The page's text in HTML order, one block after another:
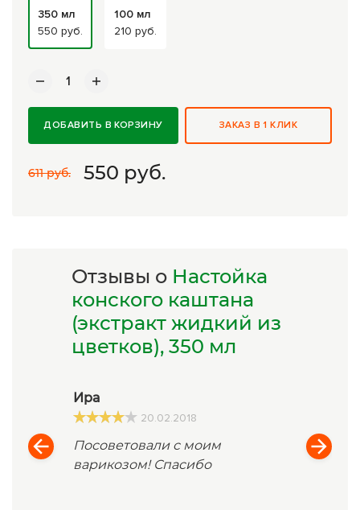
350 мл
550 руб.
100 мл
210 руб.
ДОБАВИТЬ В КОРЗИНУ ЗАКАЗ В 1 КЛИК
611 руб. 550 руб.
Отзывы о Настойка
конского каштана
(экстракт жидкий из
цветков), 350 мл
Ира
20.02.2018
Посоветовали с моим
варикозом! Спасибо